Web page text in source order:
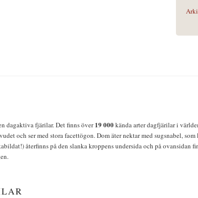
dagaktiva fjärilar. Det finns över19 000kända arter dagfjärilar i
och ser med stora facettögon. Dom äter nektar med sugsnabel,
återfinns på den slanka kroppens undersida och på ovansidan